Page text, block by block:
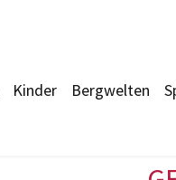
Kinder Bergwelten